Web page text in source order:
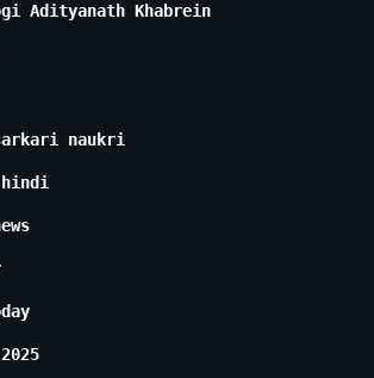
Adityanath Khabrein
naukri
hindi